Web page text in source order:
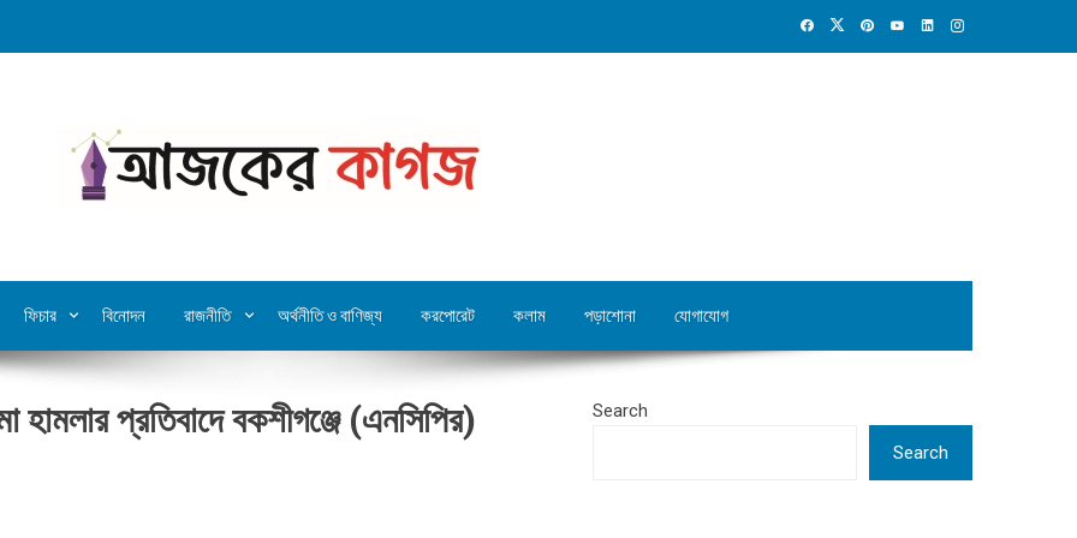
ফিচার বিনোদন রাজনীতি অর্থনীতি ও বাণিজ্য করপোরেট কলাম পড়াশোনা যোগাযোগ
হামলার প্রতিবাদে বকশীগঞ্জে (এনসিপির)
Search
Search